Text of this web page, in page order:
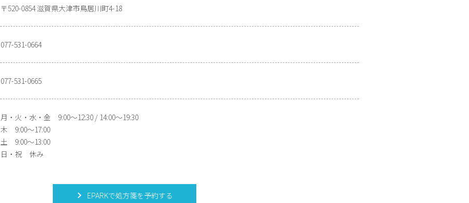
〒520-0854 滋賀県大津市鳥居川町4-18
077-531-0664
077-531-0665
月・火・水・金 9:00〜12:30 / 14:00〜19:30
木 9:00〜17:00
土 9:00〜13:00
日・祝 休み
EPARKで処方箋を予約する